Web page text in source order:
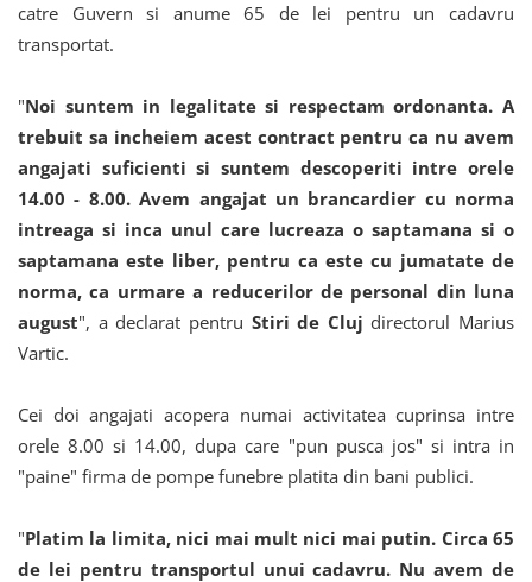
catre Guvern si anume 65 de lei pentru un cadavru
transportat.
"Noi suntem in legalitate si respectam ordonanta. A
trebuit sa incheiem acest contract pentru ca nu avem
angajati suficienti si suntem descoperiti intre orele
14.00 - 8.00. Avem angajat un brancardier cu norma
intreaga si inca unul care lucreaza o saptamana si o
saptamana este liber, pentru ca este cu jumatate de
norma, ca urmare a reducerilor de personal din luna
august", a declarat pentru Stiri de Cluj directorul Marius
Vartic.
Cei doi angajati acopera numai activitatea cuprinsa intre
orele 8.00 si 14.00, dupa care "pun pusca jos" si intra in
"paine" firma de pompe funebre platita din bani publici.
"Platim la limita, nici mai mult nici mai putin. Circa 65
de lei pentru transportul unui cadavru. Nu avem de